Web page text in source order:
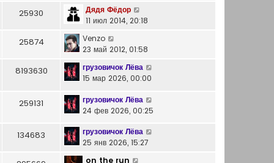
и
щ
н
ю
25930
Дядя Фёдор
11 июл 2014, 20:18
25874
Venzo
23 май 2012, 01:58
8193630
грузовичок Лёва
15 мар 2026, 00:00
259131
грузовичок Лёва
24 фев 2026, 00:25
134683
грузовичок Лёва
25 янв 2026, 15:27
on the run